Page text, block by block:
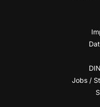
Jobs /